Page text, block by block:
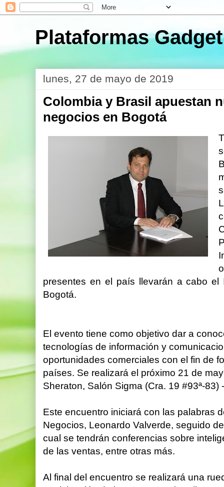
Plataformas Gadget
lunes, 27 de mayo de 2019
Colombia y Brasil apuestan
negocios en Bogotá
presentes en el país llevarán a cabo el
Bogotá.
El evento tiene como objetivo dar a
tecnologías de información y
oportunidades comerciales con el fin de
países. Se realizará el próximo 21 de
Sheraton, Salón Sigma (Cra. 19 #93ª-83)
Este encuentro iniciará con las palabras
Negocios, Leonardo Valverde, seguido
cual se tendrán conferencias sobre
de las ventas, entre otras más.
Al final del encuentro se realizará una